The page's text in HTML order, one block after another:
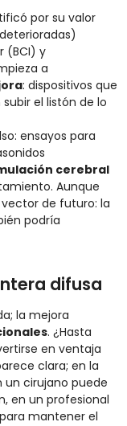
por su valor
(BCI) y
a
: dispositivos que
el listón de lo
ensayos para
cerebral
Aunque
de futuro: la
podría
difusa
la mejora
. ¿Hasta
en ventaja
clara; en la
cirujano puede
en un profesional
mantener el